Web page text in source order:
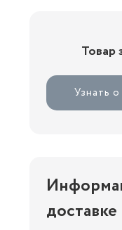
Товар
Узнать
доставке